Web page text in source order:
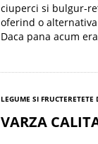
ciuperci si bulgur-
oferind o
Daca pana acum
LEGUME SI FRUCTERETETE
VARZA